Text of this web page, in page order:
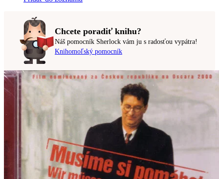
Chcete poradiť knihu?
Náš pomocník Sherlock vám ju s radosťou vypátra!
Knihomoľský pomocník